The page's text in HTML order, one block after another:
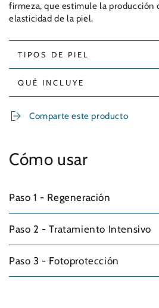
firmeza, que estimule la producción
elasticidad de la piel.
TIPOS DE PIEL
QUÉ INCLUYE
Comparte este producto
Cómo usar
Paso 1 - Regeneración
Paso 2 - Tratamiento Intensivo
Paso 3 - Fotoprotección